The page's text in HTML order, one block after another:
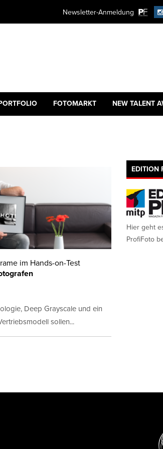
Newsletter-Anmeldung
FOTOMARKT NEW TALENT
im Hands-on-Test
Deep Grayscale und ein
sollen...
EDITION
Hier geht
ProfiFoto